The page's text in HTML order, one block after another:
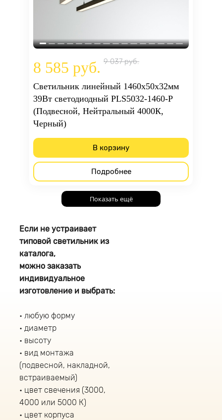
8 585 руб. 9 037 руб.
Светильник линейный 1460x50x32мм
39Вт светодиодный PLS5032-1460-P
(Подвесной, Нейтральный 4000К,
Черный)
В корзину
Подробнее
Показать ещё
Если не устраивает
типовой светильник из
каталога,
можно заказать
индивидуальное
изготовление и выбрать:
любую форму
диаметр
высоту
вид монтажа
(подвесной, накладной,
встраиваемый)
цвет свечения (3000,
4000 или 5000 К)
цвет корпуса